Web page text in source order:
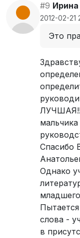
#9 Ирина
2012-02-21
Это
Спасибо
Однако
слова -
в